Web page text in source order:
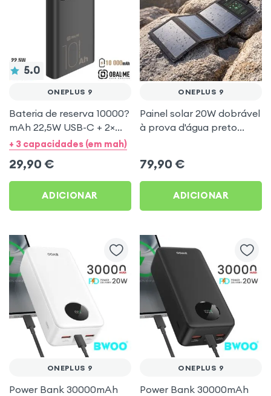
5.0
ONEPLUS 9
Bateria de reserva 10000?
mAh 22,5W USB-C + 2×
USB – Obal:Me para
+ 3 capacidades (em mah)
29,90 €
ADICIONAR
ONEPLUS 9
Painel solar 20W dobrável
à prova d'água preto
79,90 €
ADICIONAR
ONEPLUS 9
Power Bank 30000mAh
ONEPLUS 9
Power Bank 30000mAh